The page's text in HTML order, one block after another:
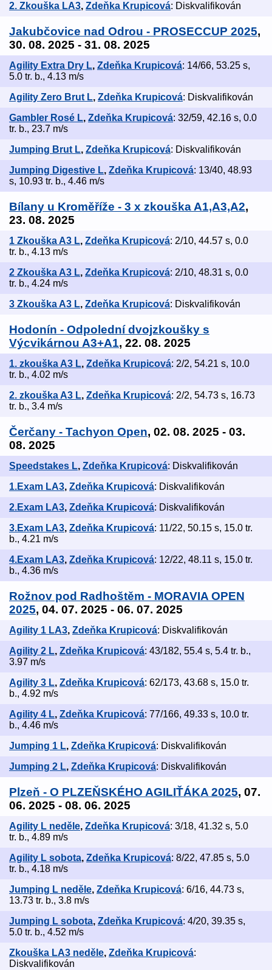
2. Zkouška LA3, Zdeňka Krupicová: Diskvalifikován
Jakubčovice nad Odrou - PROSECCUP 2025,
30. 08. 2025 - 31. 08. 2025
Agility Extra Dry L, Zdeňka Krupicová: 14/66, 53.25 s,
5.0 tr. b., 4.13 m/s
Agility Zero Brut L, Zdeňka Krupicová: Diskvalifikován
Gambler Rosé L, Zdeňka Krupicová: 32/59, 42.16 s, 0.0
tr. b., 23.7 m/s
Jumping Brut L, Zdeňka Krupicová: Diskvalifikován
Jumping Digestive L, Zdeňka Krupicová: 13/40, 48.93
s, 10.93 tr. b., 4.46 m/s
Bílany u Kroměříže - 3 x zkouška A1,A3,A2,
23. 08. 2025
1 Zkouška A3 L, Zdeňka Krupicová: 2/10, 44.57 s, 0.0
tr. b., 4.13 m/s
2 Zkouška A3 L, Zdeňka Krupicová: 2/10, 48.31 s, 0.0
tr. b., 4.24 m/s
3 Zkouška A3 L, Zdeňka Krupicová: Diskvalifikován
Hodonín - Odpolední dvojzkoušky s
Výcvikárnou A3+A1, 22. 08. 2025
1. zkouška A3 L, Zdeňka Krupicová: 2/2, 54.21 s, 10.0
tr. b., 4.02 m/s
2. zkouška A3 L, Zdeňka Krupicová: 2/2, 54.73 s, 16.73
tr. b., 3.4 m/s
Čerčany - Tachyon Open, 02. 08. 2025 - 03.
08. 2025
Speedstakes L, Zdeňka Krupicová: Diskvalifikován
1.Exam LA3, Zdeňka Krupicová: Diskvalifikován
2.Exam LA3, Zdeňka Krupicová: Diskvalifikován
3.Exam LA3, Zdeňka Krupicová: 11/22, 50.15 s, 15.0 tr.
b., 4.21 m/s
4.Exam LA3, Zdeňka Krupicová: 12/22, 48.11 s, 15.0 tr.
b., 4.36 m/s
Rožnov pod Radhoštěm - MORAVIA OPEN
2025, 04. 07. 2025 - 06. 07. 2025
Agility 1 LA3, Zdeňka Krupicová: Diskvalifikován
Agility 2 L, Zdeňka Krupicová: 43/182, 55.4 s, 5.4 tr. b.,
3.97 m/s
Agility 3 L, Zdeňka Krupicová: 62/173, 43.68 s, 15.0 tr.
b., 4.92 m/s
Agility 4 L, Zdeňka Krupicová: 77/166, 49.33 s, 10.0 tr.
b., 4.46 m/s
Jumping 1 L, Zdeňka Krupicová: Diskvalifikován
Jumping 2 L, Zdeňka Krupicová: Diskvalifikován
Plzeň - O PLZEŇSKÉHO AGILIŤÁKA 2025, 07.
06. 2025 - 08. 06. 2025
Agility L neděle, Zdeňka Krupicová: 3/18, 41.32 s, 5.0
tr. b., 4.89 m/s
Agility L sobota, Zdeňka Krupicová: 8/22, 47.85 s, 5.0
tr. b., 4.18 m/s
Jumping L neděle, Zdeňka Krupicová: 6/16, 44.73 s,
13.73 tr. b., 3.8 m/s
Jumping L sobota, Zdeňka Krupicová: 4/20, 39.35 s,
5.0 tr. b., 4.52 m/s
Zkouška LA3 neděle, Zdeňka Krupicová:
Diskvalifikován